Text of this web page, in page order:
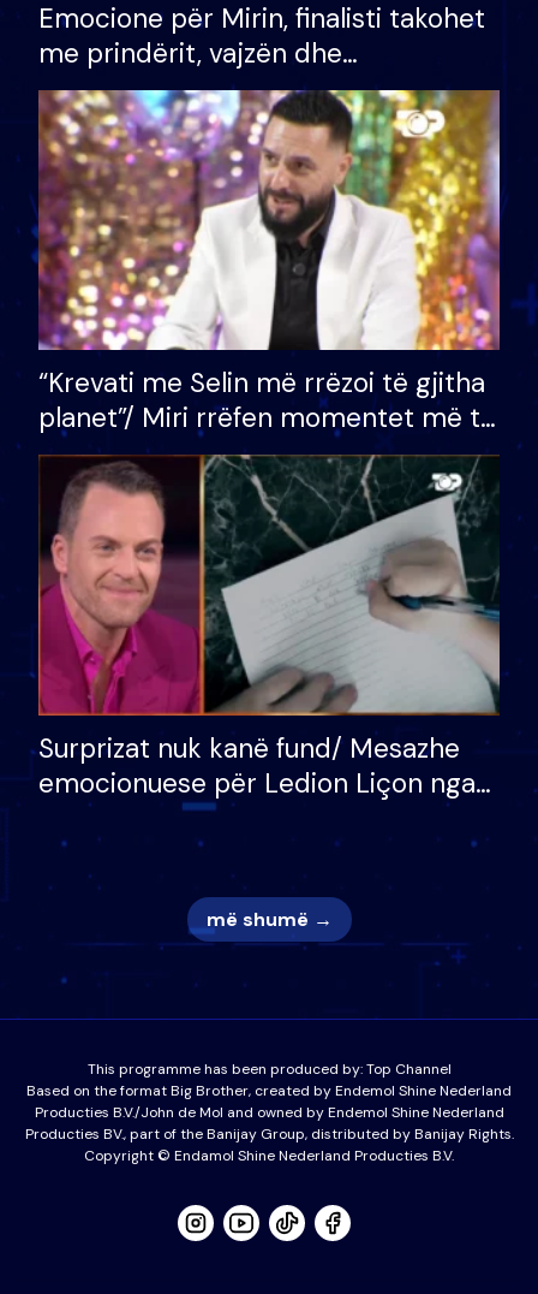
Emocione për Mirin, finalisti takohet
me prindërit, vajzën dhe
bashkëshorten: S’kemi ndonjë letër
divorci apo jo?
“Krevati me Selin më rrëzoi të gjitha
planet”/ Miri rrëfen momentet më të
bukura në shtëpinë e BB VIP: Do më
mungojë zilja e mëngjesit kur…
Surprizat nuk kanë fund/ Mesazhe
emocionuese për Ledion Liçon nga
nëna dhe fëmijët e tij, moderatori
nuk i mban dot lotët: Nuk meritoj…
më shumë →
This programme has been produced by:Top Channel
Based on the format Big Brother, created by Endemol Shine Nederland
Producties B.V./John de Mol and owned by Endemol Shine Nederland
Producties BV., part of the Banijay Group, distributed by Banijay Rights.
Copyright © Endamol Shine Nederland Producties B.V.